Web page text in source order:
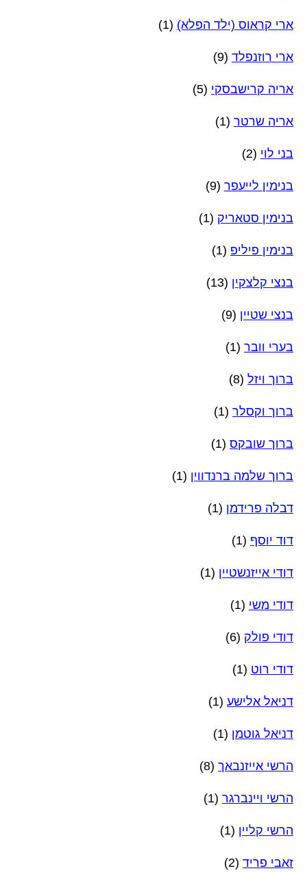
ארי קראוס (ילד הפלא) (1)
ארי רוזנפלד (9)
אריה קרישבסקי (5)
אריה שרטר (1)
בני לוי (2)
בנימין לייעפר (9)
בנימין סטאריק (1)
בנימין פיליפ (1)
בנצי קלצקין (13)
בנצי שטיין (9)
בערי וובר (1)
ברוך ויזל (8)
ברוך וקסלר (1)
ברוך שובקס (1)
ברוך שלמה ברנדווין (1)
דבלה פרידמן (1)
דוד יוסף (1)
דודי אייזנשטיין (1)
דודי משי (1)
דודי פולק (6)
דודי רוט (1)
דניאל אלישע (1)
דניאל גוטמן (1)
הרשי אייזנבאך (8)
הרשי ויינברגר (1)
הרשי קליין (1)
זאבי פריד (2)